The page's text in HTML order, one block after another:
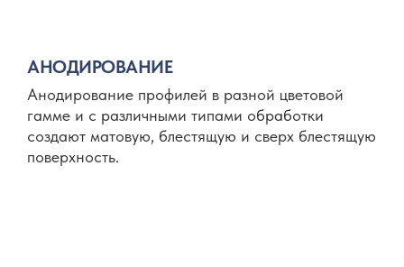
АНОДИРОВАНИЕ
Анодирование профилей в разной цветовой
гамме и с различными типами обработки
создают матовую, блестящую и сверх блестящую
поверхность.